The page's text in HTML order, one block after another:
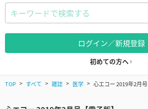
ログイン／新規登録
初めての方へ
TOP すべて 雑誌 医学 心エコー 2019年2月号